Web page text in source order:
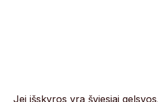
Jei išskyros yra šviesiai